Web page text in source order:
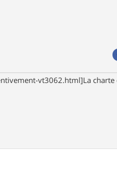
vt3062.html]La charte